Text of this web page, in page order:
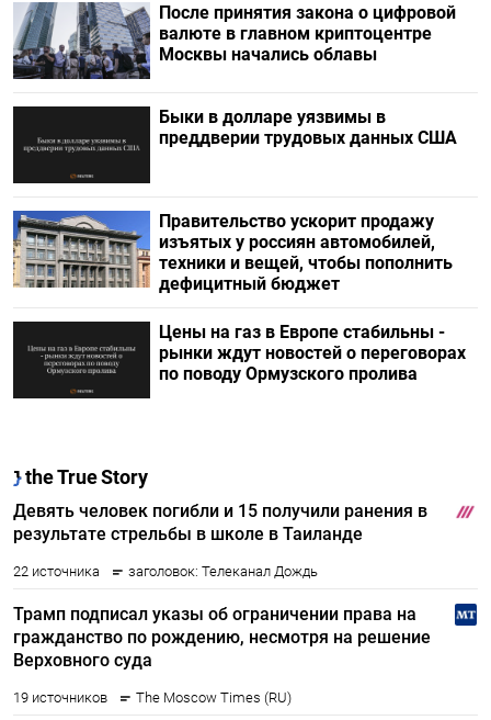
После принятия закона о цифровой
валюте в главном криптоцентре
Москвы начались облавы
Быки в долларе уязвимы в
преддверии трудовых данных США
Правительство ускорит продажу
изъятых у россиян автомобилей,
техники и вещей, чтобы пополнить
дефицитный бюджет
Цены на газ в Европе стабильны -
рынки ждут новостей о переговорах
по поводу Ормузского пролива